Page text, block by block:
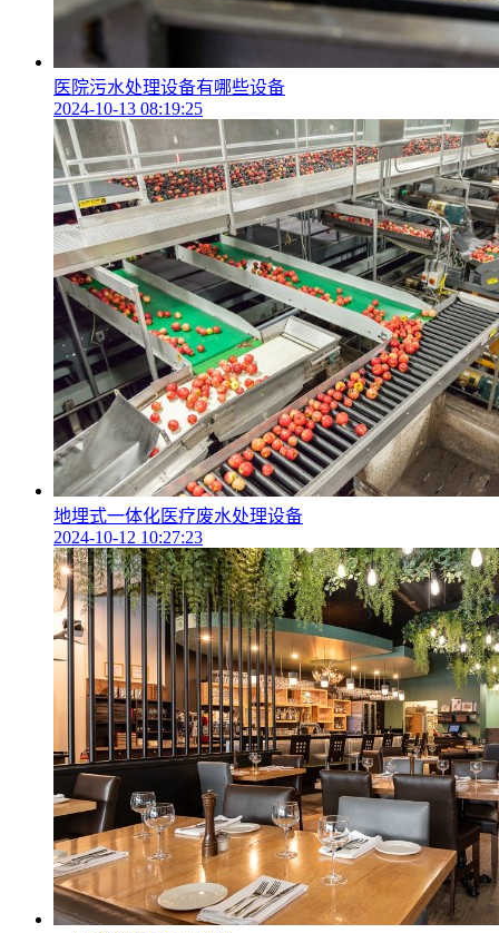
医院污水处理设备有哪些设备
2024-10-13 08:19:25
地埋式一体化医疗废水处理设备
2024-10-12 10:27:23